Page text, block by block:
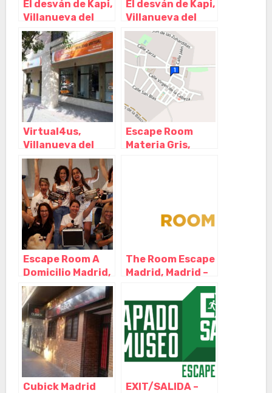
El desván de Kapi,
Villanueva del
Pardillo – Madrid
El desván de Kapi,
Villanueva del
Pardillo – Madrid
Virtual4us,
Villanueva del
Pardillo – Madrid
Escape Room
Materia Gris,
Escape Room A
Domicilio Madrid,
Madrid – Madrid
The Room Escape
Madrid, Madrid –
Cubick Madrid
EXIT/SALIDA –